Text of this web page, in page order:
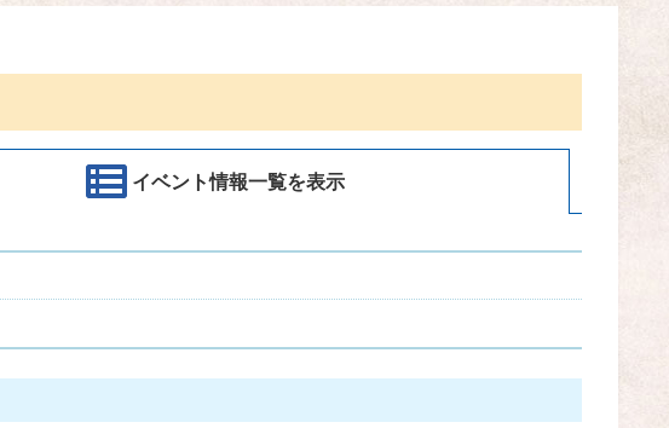
イベント情報一覧を表示